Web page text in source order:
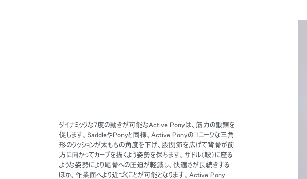
ダイナミックな7度の動きが可能なActive Ponyは、筋力の鍛錬を
促します。SaddleやPonyと同様、Active Ponyのユニークな三角
形のクッションが太ももの角度を下げ、股関節を広げて背骨が前
方に向かってカーブを描くよう姿勢を保ちます。サドル（鞍）に座る
ような姿勢により尾骨への圧迫が軽減し、快適さが長続きする
ほか、作業面へより近づくことが可能となります。Active Pony